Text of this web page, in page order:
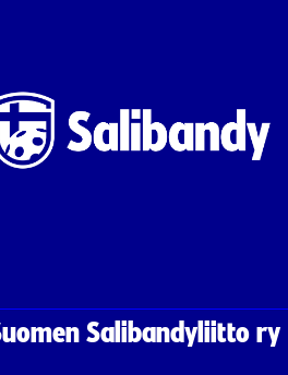
Salibandyliitto ry